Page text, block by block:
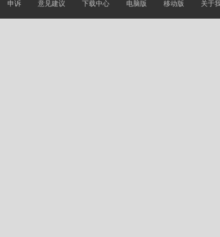
申诉 意见建议 下载中心 电脑版 移动版 关于